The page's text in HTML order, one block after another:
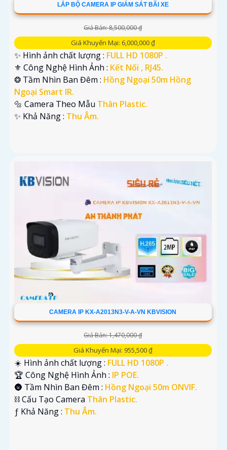
LẮP BỘ CAMERA IP GIÁM SÁT BÃI XE
Giá Bán: 8,500,000 ₫
Giá Khuyến Mại: 6,000,000 ₫
✨ Hình ảnh chất lượng : FULL HD 1080P .
⚜️ Công Nghệ Hình Ảnh : Kết Nối , RJ45.
❂ Tầm Nhìn Ban Đêm : Hồng Ngoại 50m Hồng
Ngoại Smart IR.
🔩 Camera Theo Mẫu Thân Plastic.
️✨ Khả Năng : Thu Âm.
CAMERA IP KX-A2013N3-V-A-VN KBVISION
Giá Bán: 1,470,000 ₫
Giá Khuyến Mại: 955,500 ₫
☀️ Hình ảnh chất lượng : FULL HD 1080P .
🏆 Công Nghệ Hình Ảnh : IP POE.
🌚 Tầm Nhìn Ban Đêm : Hồng Ngoại 50m ONVIF.
⛓ Cấu Tạo Camera Thân Plastic.
️ƒ Khả Năng : Thu Âm.